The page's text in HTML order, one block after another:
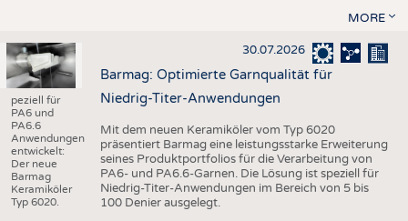
MORE
peziell für
PA6 und
PA6.6
Anwendungen
entwickelt:
Der neue
Barmag
Keramiköler
Typ 6020.
30.07.2026
Barmag: Optimierte Garnqualität für
Niedrig-Titer-Anwendungen
Mit dem neuen Keramiköler vom Typ 6020
präsentiert Barmag eine leistungsstarke Erweiterung
seines Produktportfolios für die Verarbeitung von
PA6- und PA6.6-Garnen. Die Lösung ist speziell für
Niedrig-Titer-Anwendungen im Bereich von 5 bis
100 Denier ausgelegt.